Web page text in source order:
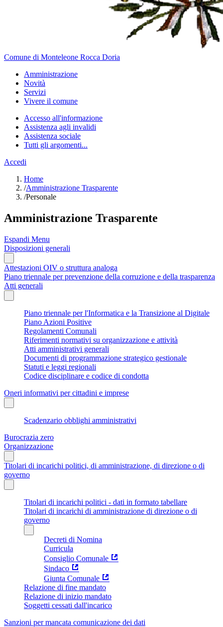
Comune di Monteleone Rocca Doria
Amministrazione
Novità
Servizi
Vivere il comune
Accesso all'informazione
Assistenza agli invalidi
Assistenza sociale
Tutti gli argomenti...
Accedi
Home
/Amministrazione Trasparente
/Personale
Amministrazione Trasparente
Espandi Menu
Disposizioni generali
Attestazioni OIV o struttura analoga
Piano triennale per prevenzione della corruzione e della trasparenza
Atti generali
Piano triennale per l'Informatica e la Transizione al Digitale
Piano Azioni Positive
Regolamenti Comunali
Riferimenti normativi su organizzazione e attività
Atti amministrativi generali
Documenti di programmazione strategico gestionale
Statuti e leggi regionali
Codice disciplinare e codice di condotta
Oneri informativi per cittadini e imprese
Scadenzario obblighi amministrativi
Burocrazia zero
Organizzazione
Titolari di incarichi politici, di amministrazione, di direzione o di
governo
Titolari di incarichi politici - dati in formato tabellare
Titolari di incarichi di amministrazione di direzione o di
governo
Decreti di Nomina
Curricula
Consiglio Comunale
Sindaco
Giunta Comunale
Relazione di fine mandato
Relazione di inizio mandato
Soggetti cessati dall'incarico
Sanzioni per mancata comunicazione dei dati